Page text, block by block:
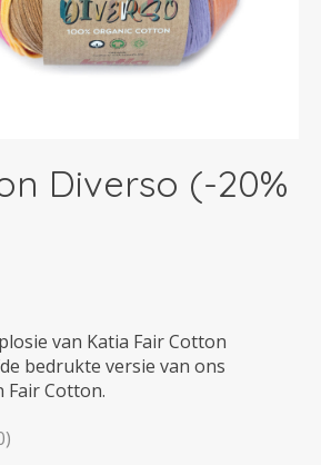
Diverso (-20%
van Katia Fair Cotton
bedrukte versie van ons
Fair Cotton.
dit product is